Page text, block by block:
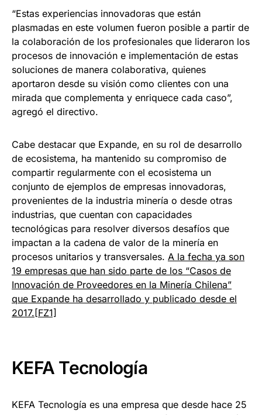
“Estas experiencias innovadoras que están
plasmadas en este volumen fueron posible a partir de
la colaboración de los profesionales que lideraron los
procesos de innovación e implementación de estas
soluciones de manera colaborativa, quienes
aportaron desde su visión como clientes con una
mirada que complementa y enriquece cada caso”,
agregó el directivo.
Cabe destacar que Expande, en su rol de desarrollo
de ecosistema, ha mantenido su compromiso de
compartir regularmente con el ecosistema un
conjunto de ejemplos de empresas innovadoras,
provenientes de la industria minería o desde otras
industrias, que cuentan con capacidades
tecnológicas para resolver diversos desafíos que
impactan a la cadena de valor de la minería en
procesos unitarios y transversales. A la fecha ya son
19 empresas que han sido parte de los “Casos de
Innovación de Proveedores en la Minería Chilena”
que Expande ha desarrollado y publicado desde el
2017.[FZ1]
KEFA Tecnología
KEFA Tecnología es una empresa que desde hace 25